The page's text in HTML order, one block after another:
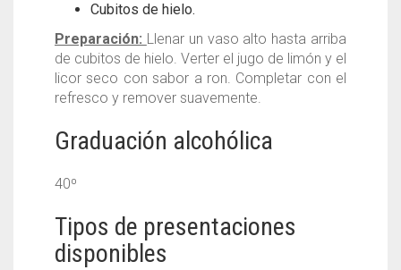
Cubitos de hielo.
Preparación: Llenar un vaso alto hasta arriba
de cubitos de hielo. Verter el jugo de limón y el
licor seco con sabor a ron. Completar con el
refresco y remover suavemente.
Graduación alcohólica
40⁰
Tipos de presentaciones
disponibles